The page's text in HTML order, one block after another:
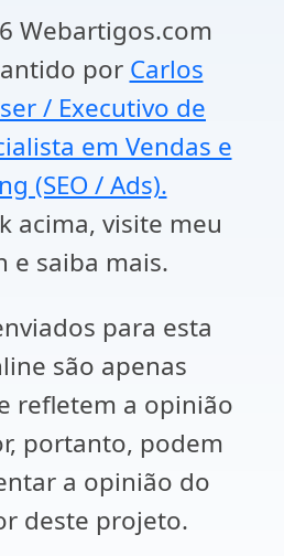
Webartigos.com
por Carlos
/ Executivo de
em Vendas e
(SEO / Ads).
acima, visite meu
e saiba mais.
para esta
são apenas
refletem a opinião
portanto, podem
a opinião do
deste projeto.